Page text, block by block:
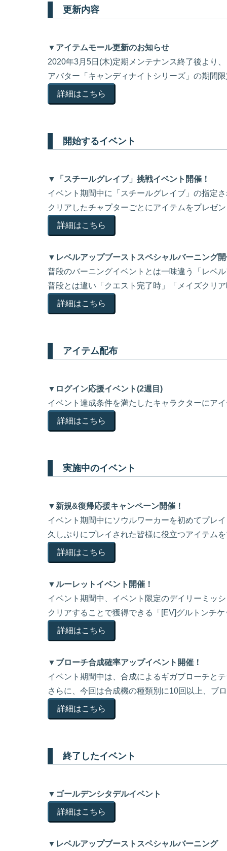
更新内容
▼アイテムモール更新のお知らせ
2020年3月5日(木)定期メンテナンス終了後より、
アバター「キャンディナイトシリーズ」の期間
詳細はこちら
開始するイベント
▼「スチールグレイブ」挑戦イベント開催！
イベント期間中に「スチールグレイブ」の指定
クリアしたチャプターごとにアイテムをプレゼ
詳細はこちら
▼レベルアップブーストスペシャルバーニング
普段のバーニングイベントとは一味違う「レベ
普段とは違い「クエスト完了時」「メイズクリ
詳細はこちら
アイテム配布
▼ログイン応援イベント(2週目)
イベント達成条件を満たしたキャラクターにア
詳細はこちら
実施中のイベント
▼新規&復帰応援キャンペーン開催！
イベント期間中にソウルワーカーを初めてプレ
久しぶりにプレイされた皆様に役立つアイテム
詳細はこちら
▼ルーレットイベント開催！
イベント期間中、イベント限定のデイリーミッ
クリアすることで獲得できる「[EV]グルトンチ
詳細はこちら
▼ブローチ合成確率アップイベント開催！
イベント期間中は、合成によるギガブローチと
さらに、今回は合成機の種類別に10回以上、ブ
詳細はこちら
終了したイベント
▼ゴールデンシタデルイベント
詳細はこちら
▼レベルアップブーストスペシャルバーニング